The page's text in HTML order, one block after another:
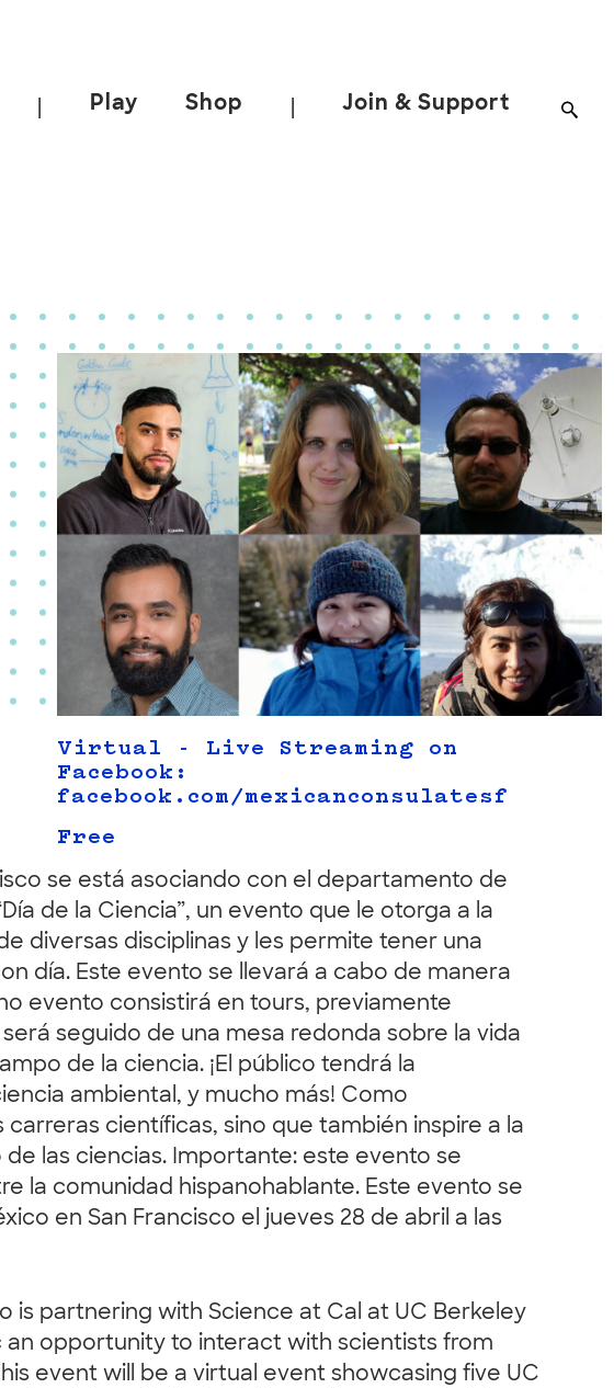
Play Shop Join & Support
Virtual - Live Streaming on
Facebook:
facebook.com/mexicanconsulatesf
Free
se está asociando con el departamento de
de la Ciencia”, un evento que le otorga a la
diversas disciplinas y les permite tener una
día. Este evento se llevará a cabo de manera
evento consistirá en tours, previamente
seguido de una mesa redonda sobre la vida
de la ciencia. ¡El público tendrá la
ambiental, y mucho más! Como
científicas, sino que también inspire a la
las ciencias. Importante: este evento se
la comunidad hispanohablante. Este evento se
en San Francisco el jueves 28 de abril a las
is partnering with Science at Cal at UC Berkeley
an opportunity to interact with scientists from
event will be a virtual event showcasing five UC